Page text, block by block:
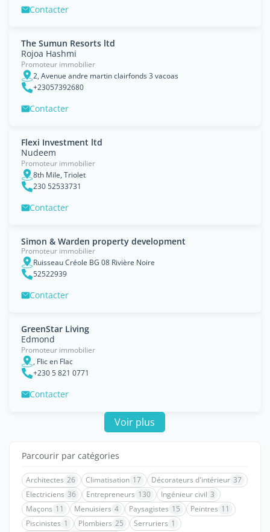
Contacter
The Sumun Resorts ltd
Rojoa Hashmi
Promoteur immobilier
2, Avenue andre martin clairfonds 3 vacoas
+23057392680
Contacter
Flexi Investment ltd
Nudeem
Promoteur immobilier
8th Mile, Triolet
230 52533731
Contacter
Simon & Warden property development
Promoteur immobilier
Ruisseau Créole BG 08 Rivière Noire
52522939
Contacter
GreenStar Living
Edmond
Promoteur immobilier
, Flic en Flac
+230 5 821 0771
Contacter
Voir plus
Parcourir par catégories
Architectes 26 Climatisation 17 Décorateurs d'intérieur 37
Electriciens 36 Entrepreneurs 130 Ingénieur civil 3
Maçons 11 Menuisiers 4 Paysagistes 15 Peintres 11
Piscinistes 1 Plombiers 25 Serruriers 1